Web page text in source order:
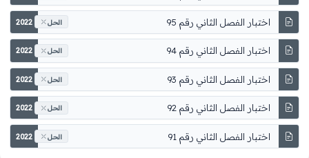
اختبار الفصل الثاني رقم 95 2022 الحل
اختبار الفصل الثاني رقم 94 2022 الحل
اختبار الفصل الثاني رقم 93 2022 الحل
اختبار الفصل الثاني رقم 92 2022 الحل
اختبار الفصل الثاني رقم 91 2022 الحل